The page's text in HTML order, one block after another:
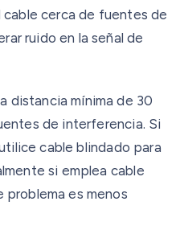
cerca de fuentes de
ruido en la señal de
distancia mínima de 30
de interferencia. Si
cable blindado para
si emplea cable
problema es menos